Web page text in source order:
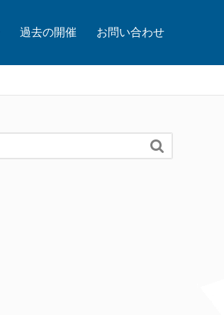
過去の開催 お問い合わせ
